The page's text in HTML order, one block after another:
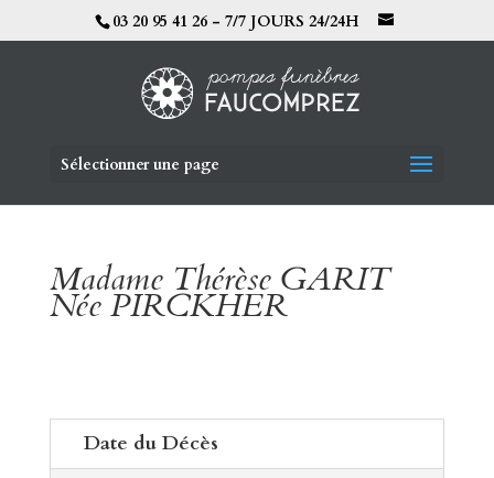
03 20 95 41 26 - 7/7 JOURS 24/24H
Sélectionner une page
Madame Thérèse GARIT
Née PIRCKHER
Date du Décès